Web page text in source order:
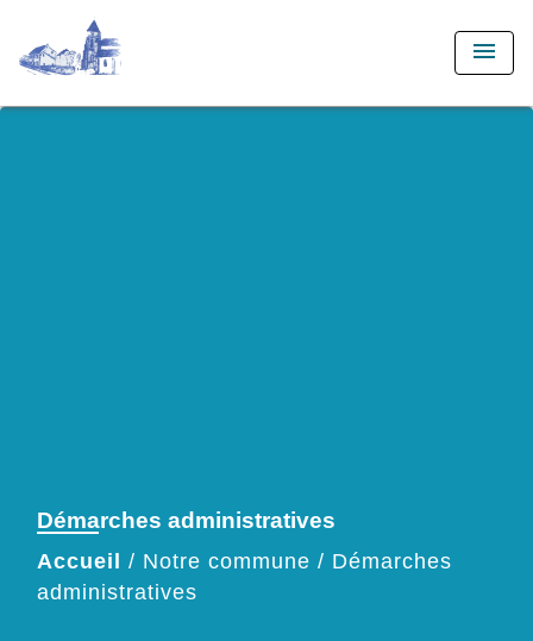
menu
Démarches administratives
Accueil / Notre commune / Démarches
administratives